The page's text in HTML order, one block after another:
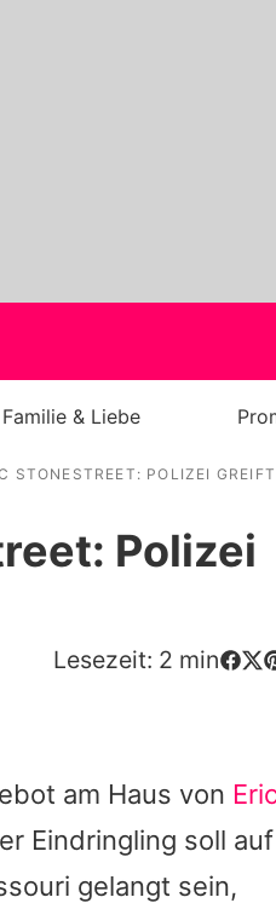
Familie & Liebe
STONESTREET: POLIZEI
Polizei
Lesezeit: 2 min
am Haus von
Eindringling soll auf
gelangt sein,